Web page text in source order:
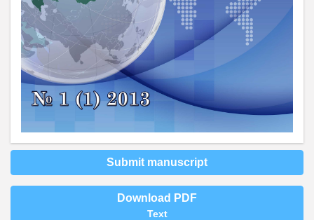
Submit manuscript
Download PDF
Text